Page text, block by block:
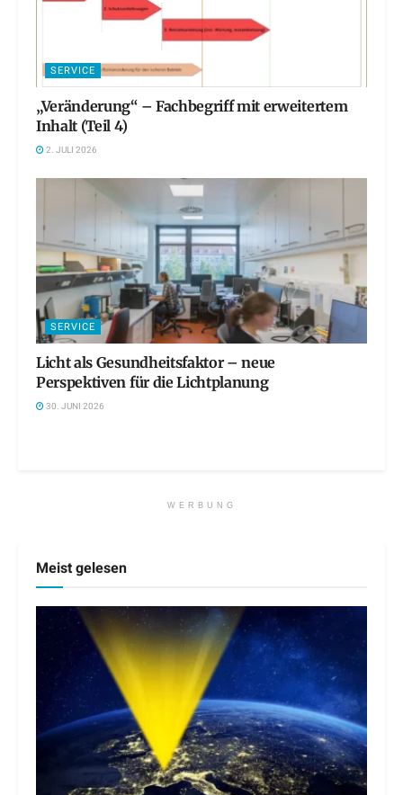
SERVICE
„Veränderung“ – Fachbegriff mit erweitertem
Inhalt (Teil 4)
2. JULI 2026
SERVICE
Licht als Gesundheitsfaktor – neue
Perspektiven für die Lichtplanung
30. JUNI 2026
WERBUNG
Meist gelesen